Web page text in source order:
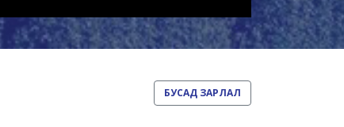
БУСАД ЗАРЛАЛ